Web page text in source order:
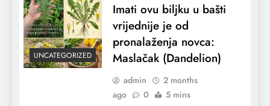
UNCATEGORIZED
Imati ovu biljku u bašti
vrijednije je od
pronalaženja novca:
Maslačak (Dandelion)
admin
2 months
ago
0 5 mins